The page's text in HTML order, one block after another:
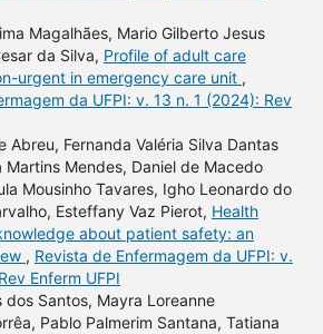
Magalhães, Mario Gilberto Jesus
da Silva, Profile of adult care
urgent in emergency care unit ,
da UFPI: v. 13 n. 1 (2024): Rev
Abreu, Fernanda Valéria Silva Dantas
Martins Mendes, Daniel de Macedo
Mousinho Tavares, Igho Leonardo do
Esteffany Vaz Pierot, Health
about patient safety: an
, Revista de Enfermagem da UFPI: v.
Enferm UFPI
dos Santos, Mayra Loreanne
Pablo Palmerim Santana, Tatiana